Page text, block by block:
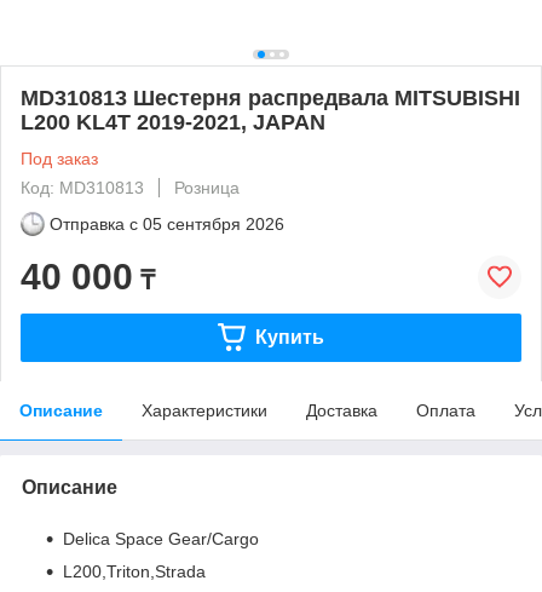
MD310813 Шестерня распредвала MITSUBISHI
L200 KL4T 2019-2021, JAPAN
Под заказ
Код: MD310813
Розница
Отправка с 05 сентября 2026
40 000 ₸
Купить
Описание Характеристики Доставка Оплата
Описание
Delica Space Gear/Cargo
L200,Triton,Strada